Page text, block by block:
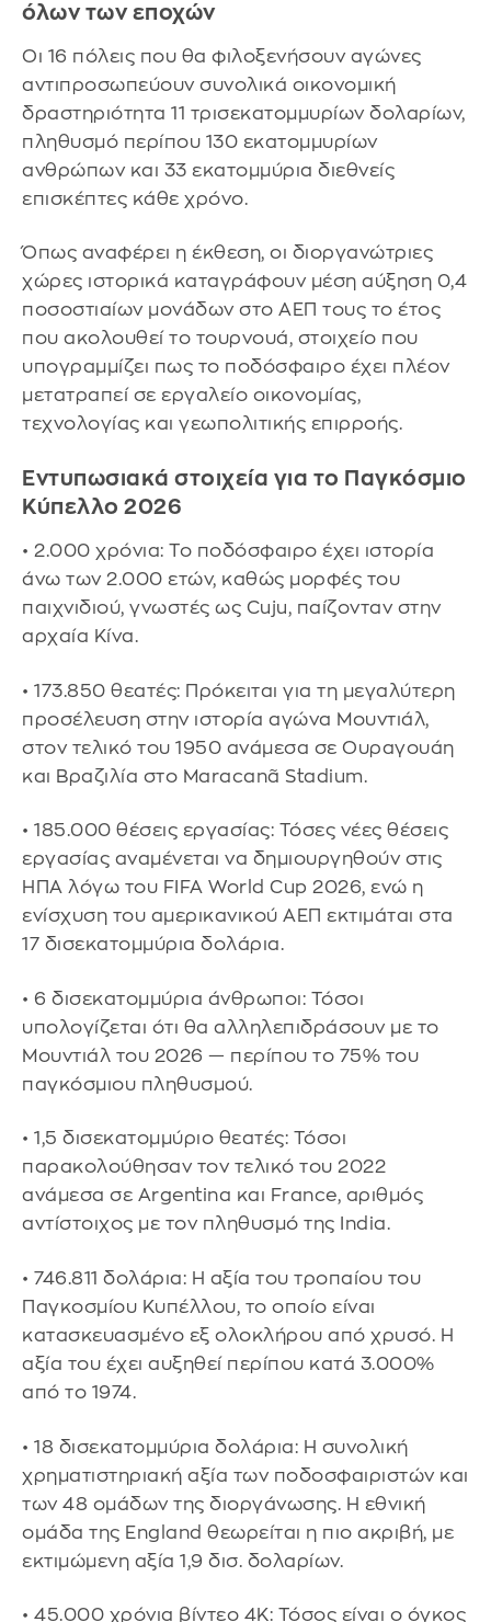
όλων των εποχών
Οι 16 πόλεις που θα φιλοξενήσουν αγώνες
αντιπροσωπεύουν συνολικά οικονομική
δραστηριότητα 11 τρισεκατομμυρίων δολαρίων,
πληθυσμό περίπου 130 εκατομμυρίων
ανθρώπων και 33 εκατομμύρια διεθνείς
επισκέπτες κάθε χρόνο.
Όπως αναφέρει η έκθεση, οι διοργανώτριες
χώρες ιστορικά καταγράφουν μέση αύξηση 0,4
ποσοστιαίων μονάδων στο ΑΕΠ τους το έτος
που ακολουθεί το τουρνουά, στοιχείο που
υπογραμμίζει πως το ποδόσφαιρο έχει πλέον
μετατραπεί σε εργαλείο οικονομίας,
τεχνολογίας και γεωπολιτικής επιρροής.
Εντυπωσιακά στοιχεία για το Παγκόσμιο
Κύπελλο 2026
• 2.000 χρόνια: Το ποδόσφαιρο έχει ιστορία
άνω των 2.000 ετών, καθώς μορφές του
παιχνιδιού, γνωστές ως Cuju, παίζονταν στην
αρχαία Κίνα.
• 173.850 θεατές: Πρόκειται για τη μεγαλύτερη
προσέλευση στην ιστορία αγώνα Μουντιάλ,
στον τελικό του 1950 ανάμεσα σε Ουραγουάη
και Βραζιλία στο Maracanã Stadium.
• 185.000 θέσεις εργασίας: Τόσες νέες θέσεις
εργασίας αναμένεται να δημιουργηθούν στις
ΗΠΑ λόγω του FIFA World Cup 2026, ενώ η
ενίσχυση του αμερικανικού ΑΕΠ εκτιμάται στα
17 δισεκατομμύρια δολάρια.
• 6 δισεκατομμύρια άνθρωποι: Τόσοι
υπολογίζεται ότι θα αλληλεπιδράσουν με το
Μουντιάλ του 2026 — περίπου το 75% του
παγκόσμιου πληθυσμού.
• 1,5 δισεκατομμύριο θεατές: Τόσοι
παρακολούθησαν τον τελικό του 2022
ανάμεσα σε Argentina και France, αριθμός
αντίστοιχος με τον πληθυσμό της India.
• 746.811 δολάρια: Η αξία του τροπαίου του
Παγκοσμίου Κυπέλλου, το οποίο είναι
κατασκευασμένο εξ ολοκλήρου από χρυσό. Η
αξία του έχει αυξηθεί περίπου κατά 3.000%
από το 1974.
• 18 δισεκατομμύρια δολάρια: Η συνολική
χρηματιστηριακή αξία των ποδοσφαιριστών και
των 48 ομάδων της διοργάνωσης. Η εθνική
ομάδα της England θεωρείται η πιο ακριβή, με
εκτιμώμενη αξία 1,9 δισ. δολαρίων.
• 45.000 χρόνια βίντεο 4K: Τόσος είναι ο όγκος